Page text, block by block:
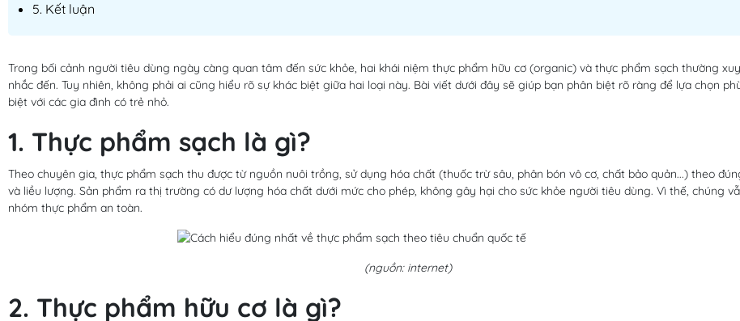
5. Kết luận
Trong bối cảnh người tiêu dùng ngày càng quan tâm đến sức khỏe, hai khái niệm thực phẩm hữu cơ (organic) và thực phẩm sạch thường
nhắc đến. Tuy nhiên, không phải ai cũng hiểu rõ sự khác biệt giữa hai loại này. Bài viết dưới đây sẽ giúp bạn phân biệt rõ ràng để lựa chọn
biệt với các gia đình có trẻ nhỏ.
1. Thực phẩm sạch là gì?
Theo chuyên gia, thực phẩm sạch thu được từ nguồn nuôi trồng, sử dụng hóa chất (thuốc trừ sâu, phân bón vô cơ, chất bảo quản...) theo
và liều lượng. Sản phẩm ra thị trường có dư lượng hóa chất dưới mức cho phép, không gây hại cho sức khỏe người tiêu dùng. Vì thế, chúng
nhóm thực phẩm an toàn.
(nguồn: internet)
2. Thực phẩm hữu cơ là gì?